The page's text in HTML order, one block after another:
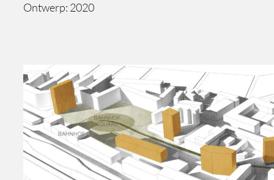
Ontwerp: 2020